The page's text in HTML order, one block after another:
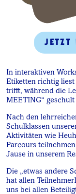
JETZT
In interaktiven
Etiketten richtig
trifft, während die
MEETING“
Nach den
Schulklassen
Aktivitäten wie
Parcours
Jause in unserem
Die „etwas andere
hat allen
uns bei allen